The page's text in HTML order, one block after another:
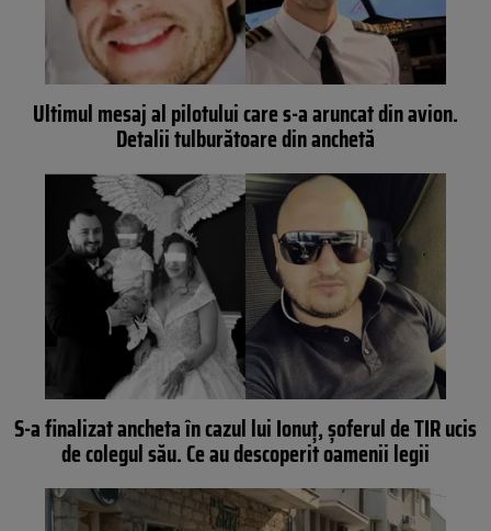
Ultimul mesaj al pilotului care s-a aruncat din avion.
Detalii tulburătoare din anchetă
S-a finalizat ancheta în cazul lui Ionuț, șoferul de TIR ucis
de colegul său. Ce au descoperit oamenii legii